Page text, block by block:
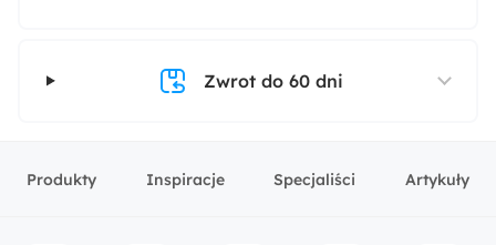
Zwrot do 60 dni
Produkty Inspiracje Specjaliści Artykuły